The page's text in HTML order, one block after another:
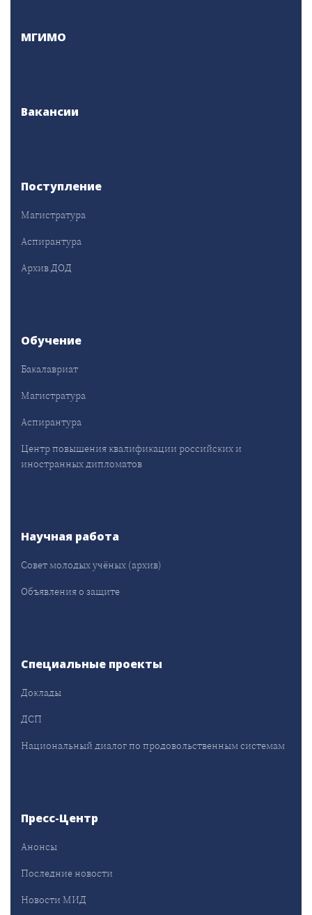
МГИМО
Вакансии
Поступление
Магистратура
Аспирантура
Архив ДОД
Обучение
Бакалавриат
Магистратура
Аспирантура
Центр повышения квалификации российских и
иностранных дипломатов
Научная работа
Совет молодых учёных (архив)
Объявления о защите
Специальные проекты
Доклады
ДСП
Национальный диалог по продовольственным системам
Пресс-Центр
Анонсы
Последние новости
Новости МИД